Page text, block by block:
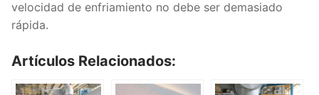
velocidad de enfriamiento no debe ser demasiado
rápida.
Artículos Relacionados: